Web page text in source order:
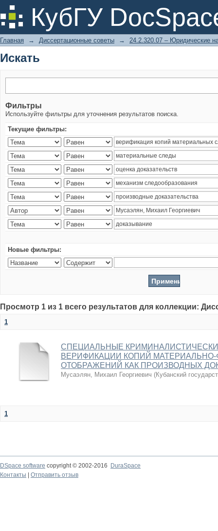
КубГУ
Искать
Главная → Диссертационные советы → 24.2.320.07 – Юридические
Искать
Фильтры
Используйте фильтры для уточнения результатов поиска.
Текущие фильтры:
Новые фильтры:
Просмотр 1 из 1 всего результатов для коллекции:
1
СПЕЦИАЛЬНЫЕ
ВЕРИФИКАЦИИ КОПИЙ
ОТОБРАЖЕНИЙ КАК ПРОИЗВОДНЫХ
Мусаэлян, Михаил Георгиевич (Кубанский
1
DSpace software copyright © 2002-2016
DuraSpace
Контакты
Отправить отзыв